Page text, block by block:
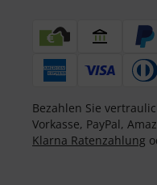
Bezahlen Sie
Vorkasse, PayPal,
Klarna Ratenzahlung